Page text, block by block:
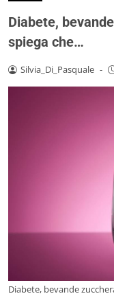
Diabete,
spiega che…
Silvia_Di_Pasquale -
Diabete, bevande